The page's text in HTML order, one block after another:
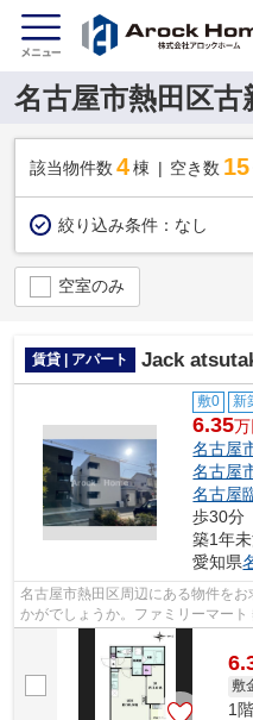
名古屋市熱田区古
該当物件数 4棟 空き数 15
絞り込み条件： なし
空室のみ
賃貸 | アパート Jack
敷0 新
6.35
名古屋
名古屋
名古屋
歩30分
築1年
愛知県
名古屋市熱田区周辺にある物件を
かがでしょうか。ファミリーマー
ビニがあるのもポイント。こちらの
敷
1